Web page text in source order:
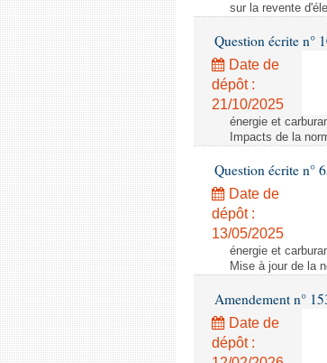
sur la revente
Question écrite n°
Date de
dépôt :
21/10/2025
énergie et
Impacts de la
Question écrite n°
Date de
dépôt :
13/05/2025
énergie et
Mise à jour de la
Amendement n°
Date de
dépôt :